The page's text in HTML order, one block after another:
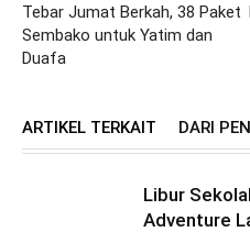
Tebar Jumat Berkah, 38 Paket
Sembako untuk Yatim dan
Duafa
ARTIKEL TERKAIT DARI
Libur
Adventure